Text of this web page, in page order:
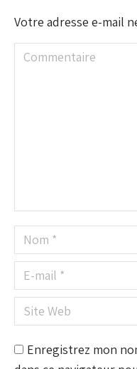
Votre adresse e-mail
Commentaire
Nom *
E-mail *
Site Web
Enregistrez mon